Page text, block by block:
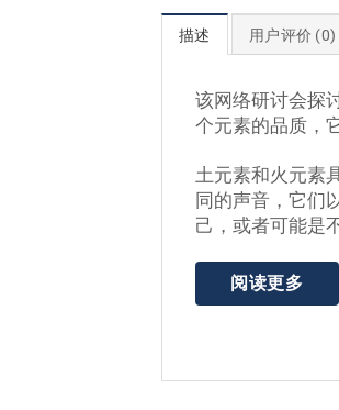
描述 用户评价 (0)
该网络研讨会探
个元素的品质，
土元素和火元素
同的声音，它们
己，或者可能是
阅读更多